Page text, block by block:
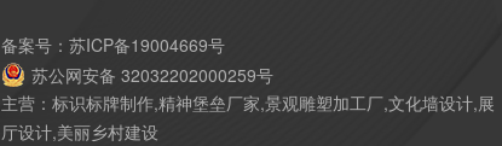
备案号： 苏ICP备19004669号
苏公网安备 32032202000259号
主营：标识标牌制作,精神堡垒厂家,景观雕塑加工厂,文化墙设计,展
厅设计,美丽乡村建设